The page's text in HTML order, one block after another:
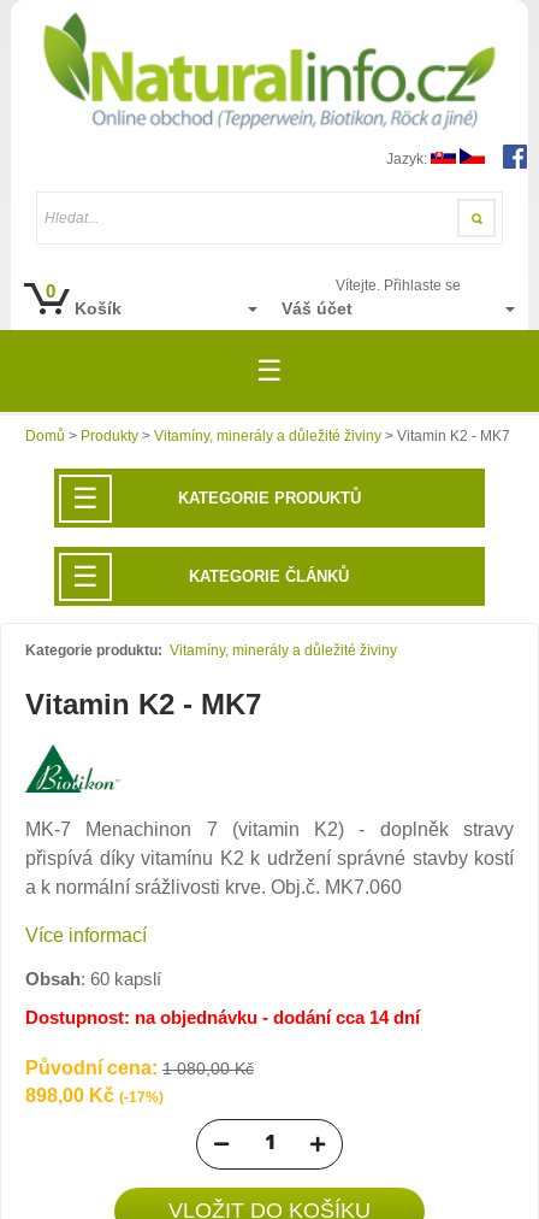
Jazyk:
Hledat...
0
Košík
Vítejte. Přihlaste se
Váš účet
☰
Domů > Produkty > Vitamíny, minerály a důležité živiny > Vitamin K2 - MK7
☰ KATEGORIE PRODUKTŮ
☰ KATEGORIE ČLÁNKŮ
Kategorie produktu: Vitamíny, minerály a důležité živiny
Vitamin K2 - MK7
MK-7 Menachinon 7 (vitamin K2) - doplněk stravy
přispívá díky vitamínu K2 k udržení správné stavby kostí
a k normální srážlivosti krve. Obj.č. MK7.060
Více informací
Obsah: 60 kapslí
Dostupnost: na objednávku - dodání cca 14 dní
Původní cena: 1 080,00 Kč
898,00 Kč (-17%)